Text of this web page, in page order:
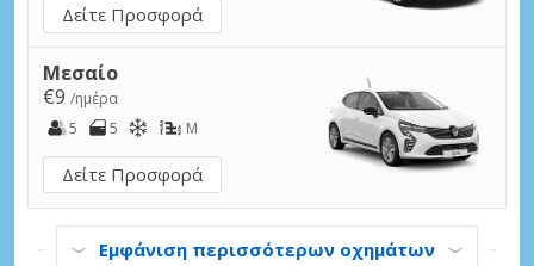
Δείτε Προσφορά
Μεσαίο
€9 /ημέρα
5
5 M
Δείτε Προσφορά
Εμφάνιση περισσότερων οχημάτων